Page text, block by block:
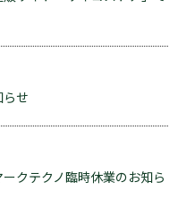
せ
クテクノ臨時休業のお知ら